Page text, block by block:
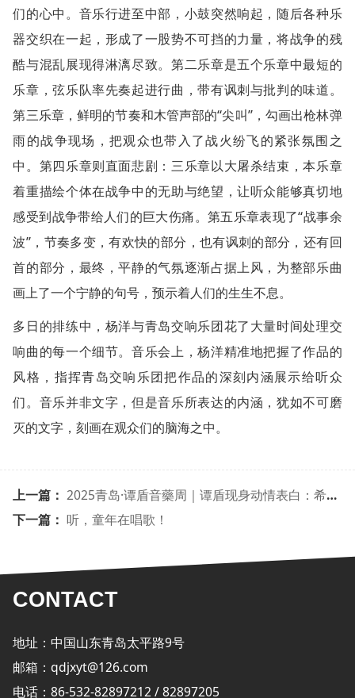
们的心中。音乐行进至中部，小鼓突然响起，随后各种乐
器交织在一起，形成了一股势不可挡的力量，将战争的残
酷与混乱展现得淋漓尽致。第二乐章是五个乐章中最短的
乐章，弦乐队率先奏起进行曲，带有讽刺与批判的味道。
第三乐章，鲜明的节奏和木管声部的“尖叫”，勾画出枪林弹
雨的战争现场，把观众也带入了战火纷飞的紧张氛围之
中。第四乐章则直面悲剧：三乐章以大屠杀结束，本乐章
着重描绘个体在战争中的无助与绝望，让听众能够真切地
感受到战争带给人们的巨大伤痛。第五乐章表现了“战事余
波”，节奏多变，有欢快的部分，也有讽刺的部分，还有回
首的部分，最终，平静的气氛逐渐占据上风，为整部乐曲
画上了一个宁静的句号，预示着人们的生生不息。
多日的排练中，杨洋与青岛交响乐团花了大量时间处理交
响曲的每一个细节。音乐会上，杨洋精准地把握了作品的
风格，指挥青岛交响乐团把作品的深刻内涵展示给听众
们。音乐并非文字，但是音乐所表达的内涵，犹如不可磨
灭的文字，刻画在观众们的脑海之中。
上一篇： 2025青岛·谭盾音藥周｜谭盾现身动情表白：希望用音乐讲述青岛故事
下一篇： 听，童年在唱歌！
CONTACT
地址：中国山东青岛太平路9号
邮箱：qdjxyt@126.com
电话：86-532-82897212 / 82897205